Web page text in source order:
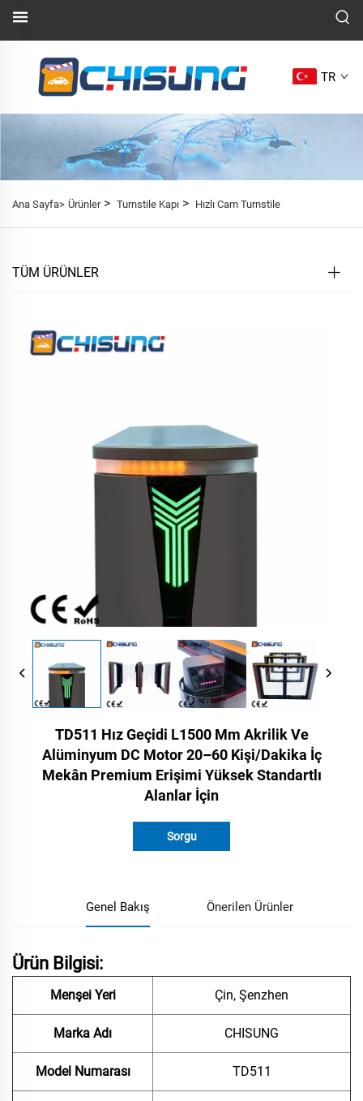
TR
Ana Sayfa> Ürünler> Turnstile Kapı > Hızlı Cam Turnstile
TÜM ÜRÜNLER
TD511 Hız Geçidi L1500 Mm Akrilik Ve
Alüminyum DC Motor 20–60 Kişi/dakika İç
Mekân Premium Erişimi Yüksek Standartlı
Alanlar İçin
Sorgu
Genel Bakış Önerilen Ürünler
Ürün Bilgisi:
Menşei Yeri Çin, Şenzhen
Marka Adı CHISUNG
Model Numarası TD511